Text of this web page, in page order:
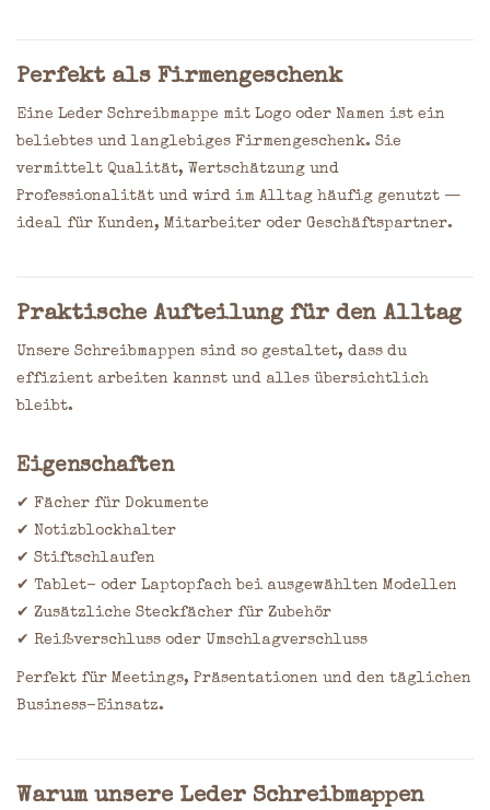
Perfekt als Firmengeschenk
Eine Leder Schreibmappe mit Logo oder Namen ist ein
beliebtes und langlebiges Firmengeschenk. Sie
vermittelt Qualität, Wertschätzung und
Professionalität und wird im Alltag häufig genutzt —
ideal für Kunden, Mitarbeiter oder Geschäftspartner.
Praktische Aufteilung für den Alltag
Unsere Schreibmappen sind so gestaltet, dass du
effizient arbeiten kannst und alles übersichtlich
bleibt.
Eigenschaften
✔ Fächer für Dokumente
✔ Notizblockhalter
✔ Stiftschlaufen
✔ Tablet- oder Laptopfach bei ausgewählten Modellen
✔ Zusätzliche Steckfächer für Zubehör
✔ Reißverschluss oder Umschlagverschluss
Perfekt für Meetings, Präsentationen und den täglichen
Business-Einsatz.
Warum unsere Leder Schreibmappen